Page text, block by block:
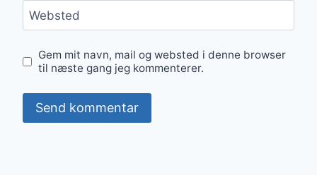
Websted
Gem mit navn, mail og websted i denne browser
til næste gang jeg kommenterer.